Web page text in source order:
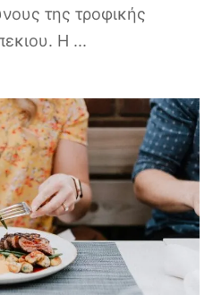
της τροφικής
Η ...